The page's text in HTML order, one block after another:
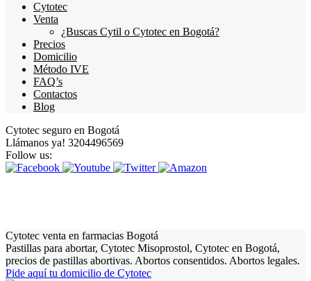
Cytotec
Venta
¿Buscas Cytil o Cytotec en Bogotá?
Precios
Domicilio
Método IVE
FAQ’s
Contactos
Blog
Cytotec seguro en Bogotá
Llámanos ya! 3204496569
Follow us:
Cytotec venta en farmacias Bogotá
Pastillas para abortar, Cytotec Misoprostol, Cytotec en Bogotá,
precios de pastillas abortivas. Abortos consentidos. Abortos legales.
Pide aquí tu domicilio de Cytotec